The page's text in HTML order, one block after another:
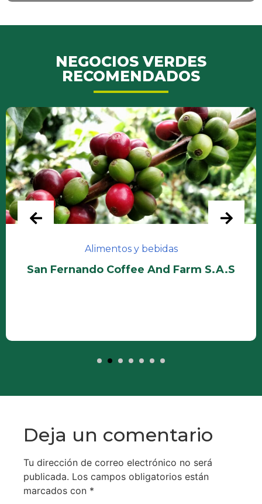
NEGOCIOS VERDES
RECOMENDADOS
Alimentos y bebidas
San Fernando Coffee And Farm S.A.S
Deja un comentario
Tu dirección de correo electrónico no será
publicada. Los campos obligatorios están
marcados con *